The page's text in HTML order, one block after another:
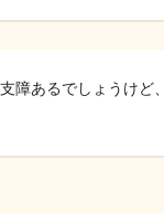
障あるでしょうけど